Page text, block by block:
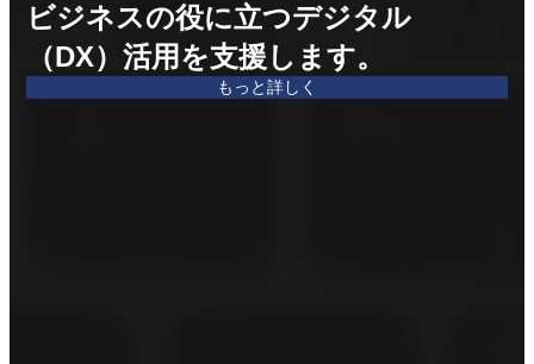
ビジネスの役に立つデジタル
（DX）活用を支援します。
もっと詳しく